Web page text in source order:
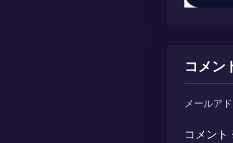
コメン
メールア
コメント